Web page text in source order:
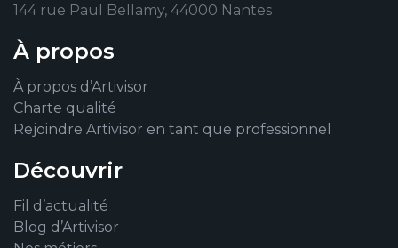
144 rue Paul Bellamy, 44000 Nantes
À propos
À propos d’Artivisor
Charte qualité
Rejoindre Artivisor en tant que professionnel
Découvrir
Fil d’actualité
Blog d’Artivisor